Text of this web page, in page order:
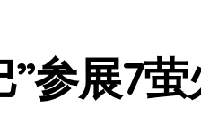
！迷你机身，掌中资讯轻触
”参展7